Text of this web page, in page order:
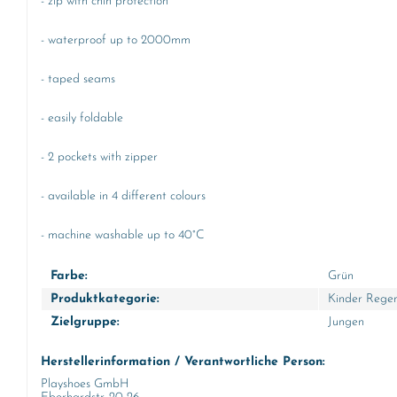
- waterproof up to 2000mm
- taped seams
- easily foldable
- 2 pockets with zipper
- available in 4 different colours
- machine washable up to 40°C
Farbe:
Grün
Produktkategorie:
Kinder
Zielgruppe:
Jungen
Herstellerinformation / Verantwortliche Person:
Playshoes GmbH